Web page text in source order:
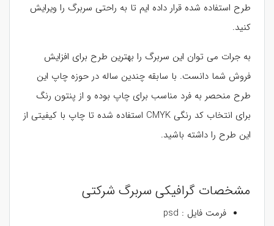
طرح استفاده شده قرار داده ایم تا به راحتی سربرگ را ویرایش
کنید.
به جرات می توان این سربرگ را بهترین طرح برای افزایش
فروش شما دانست. با سابقه چندین ساله در حوزه چاپ این
طرح منحصر به فرد مناسب برای چاپ بوده و از پنتون رنگ
برای انتخاب کد رنگی CMYK استفاده شده تا چاپ با کیفیتی از
این طرح را داشته باشید.
مشخصات گرافیکی سربرگ شرکتی
فرمت فایل : psd